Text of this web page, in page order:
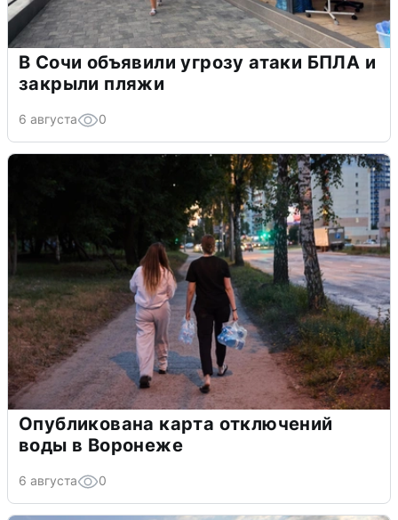
В Сочи объявили угрозу атаки БПЛА и
закрыли пляжи
6 августа 0
Опубликована карта отключений
воды в Воронеже
6 августа 0